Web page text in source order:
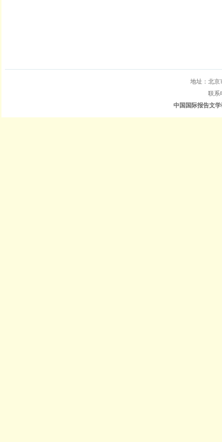
地址：北京
联系
中国国际报告文